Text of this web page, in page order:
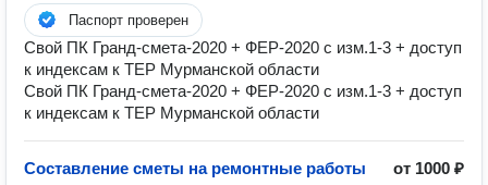
Паспорт проверен
Свой ПК Гранд-смета-2020 + ФЕР-2020 с изм.1-3 + доступ
к индексам к ТЕР Мурманской области
Свой ПК Гранд-смета-2020 + ФЕР-2020 с изм.1-3 + доступ
к индексам к ТЕР Мурманской области
Составление сметы на ремонтные работы от 1000 ₽